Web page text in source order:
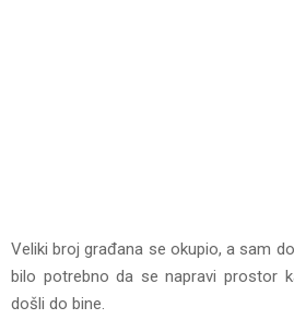
Veliki broj građana se okupio, a sam
bilo potrebno da se napravi prostor
došli do bine.